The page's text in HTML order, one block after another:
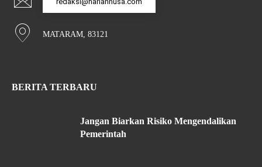
MATARAM, 83121
BERITA TERBARU
Jangan Biarkan Risiko Mengendalikan
Pemerintah